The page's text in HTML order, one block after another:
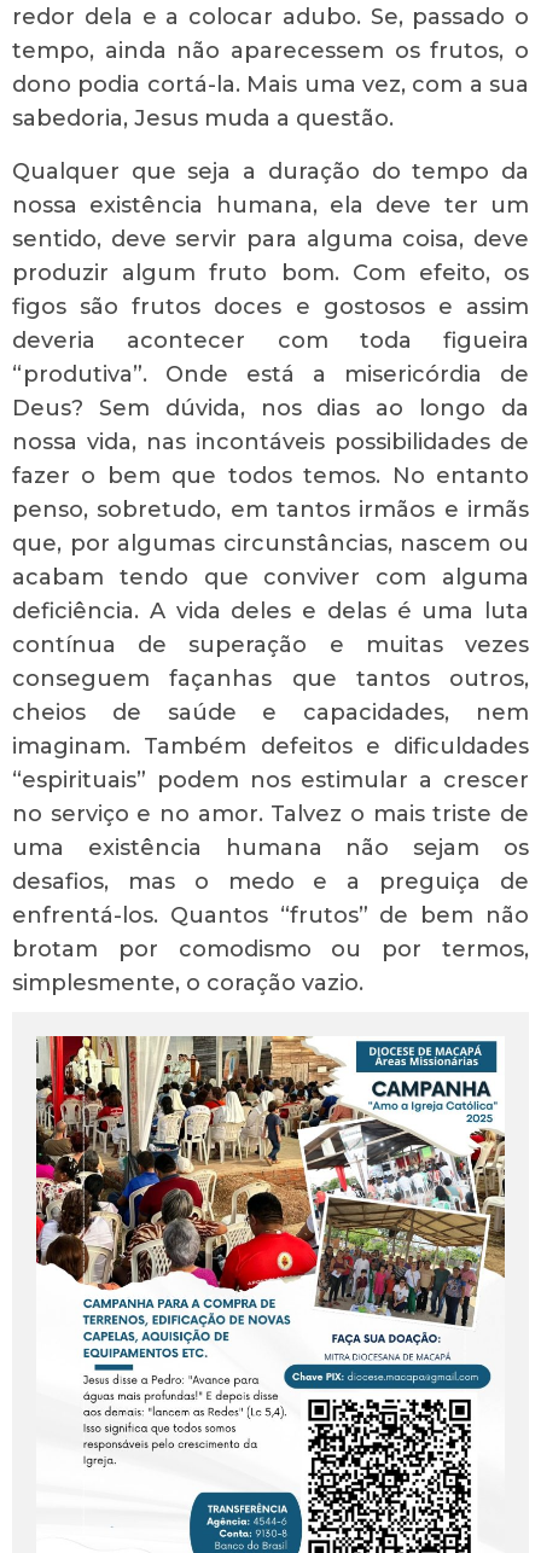
redor dela e a colocar adubo. Se, passado o
tempo, ainda não aparecessem os frutos, o
dono podia cortá-la. Mais uma vez, com a sua
sabedoria, Jesus muda a questão.
Qualquer que seja a duração do tempo da
nossa existência humana, ela deve ter um
sentido, deve servir para alguma coisa, deve
produzir algum fruto bom. Com efeito, os
figos são frutos doces e gostosos e assim
deveria acontecer com toda figueira
“produtiva”. Onde está a misericórdia de
Deus? Sem dúvida, nos dias ao longo da
nossa vida, nas incontáveis possibilidades de
fazer o bem que todos temos. No entanto
penso, sobretudo, em tantos irmãos e irmãs
que, por algumas circunstâncias, nascem ou
acabam tendo que conviver com alguma
deficiência. A vida deles e delas é uma luta
contínua de superação e muitas vezes
conseguem façanhas que tantos outros,
cheios de saúde e capacidades, nem
imaginam. Também defeitos e dificuldades
“espirituais” podem nos estimular a crescer
no serviço e no amor. Talvez o mais triste de
uma existência humana não sejam os
desafios, mas o medo e a preguiça de
enfrentá-los. Quantos “frutos” de bem não
brotam por comodismo ou por termos,
simplesmente, o coração vazio.